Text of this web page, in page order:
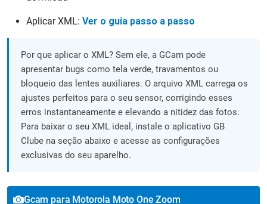
Aplicar XML: Ver o guia passo a passo
Por que aplicar o XML? Sem ele, a GCam pode
apresentar bugs como tela verde, travamentos ou
bloqueio das lentes auxiliares. O arquivo XML carrega os
ajustes perfeitos para o seu sensor, corrigindo esses
erros instantaneamente e elevando a nitidez das fotos.
Para baixar o seu XML ideal, instale o aplicativo GB
Clube na seção abaixo e acesse as configurações
exclusivas do seu aparelho.
Gcam para Motorola Moto One Zoom